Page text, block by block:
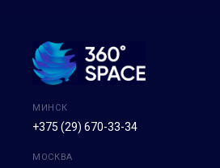
МИНСК
+375 (29) 670-33-34
МОСКВА